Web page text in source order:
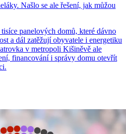
Našlo se ale řešení, jak můžou
panelových domů, které dávno
a dál zatěžují obyvatele i energetiku
v metropoli Kišiněvě ale
financování i správy domu otevřít